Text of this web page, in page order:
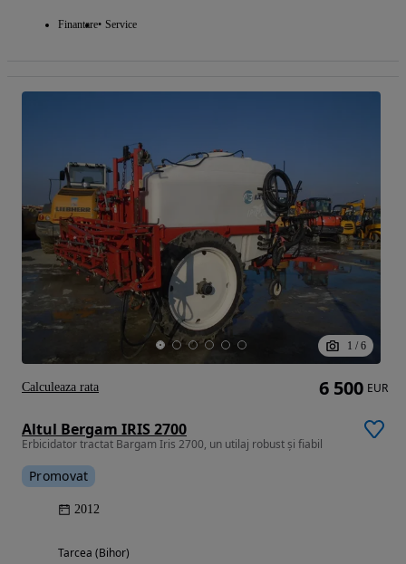
Finantare Service
1 / 6
Altul Bergam IRIS 2700
Erbicidator tractat Bargam Iris 2700, un utilaj robust și fiabil
Promovat
2012
Tarcea (Bihor)
6 500 EUR
Calculeaza rata